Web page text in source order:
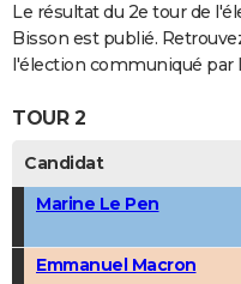
S'inscrire
Se connecter
Lycées
Collèges
Primaires
Universités
Entreprises
Service militaire
Avis de recherche
AVIS DE DÉCÈS
Bricolage
Lifestyle
Culture
Sport
Auto
Television
Voyage
Cinema
Le résultat du 2e tour de
Bisson est publié.
l'élection communiqué par
TOUR 2
Candidat
Marine Le Pen
Emmanuel Macron